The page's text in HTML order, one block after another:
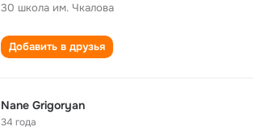
30 школа им. Чкалова
Добавить в друзья
Nane Grigoryan
34 года